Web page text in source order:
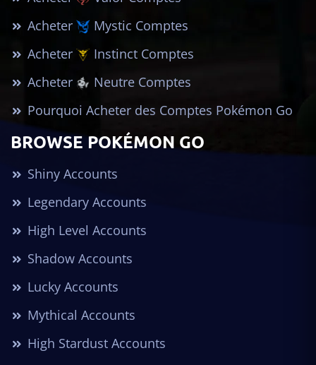
Acheter
Mystic Comptes
Acheter
Instinct Comptes
Acheter
Neutre Comptes
Pourquoi Acheter des Comptes Pokémon Go
BROWSE POKÉMON GO
Shiny Accounts
Legendary Accounts
High Level Accounts
Shadow Accounts
Lucky Accounts
Mythical Accounts
High Stardust Accounts